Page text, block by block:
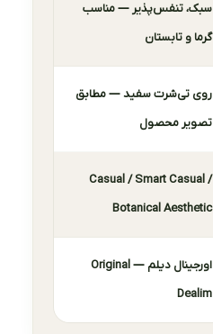
سبک، تنفس‌پذیر — مناسب
گرما و تابستان
روی تی‌شرت سفید — مطابق
تصویر محصول
Casual / Smart Casual /
Botanical Aesthetic
اورجینال دیلم — Original
Dealim